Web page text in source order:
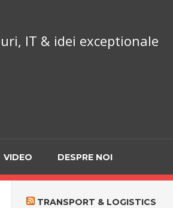
IT & idei exceptionale
VIDEO DESPRE NOI
TRANSPORT & LOGISTICS